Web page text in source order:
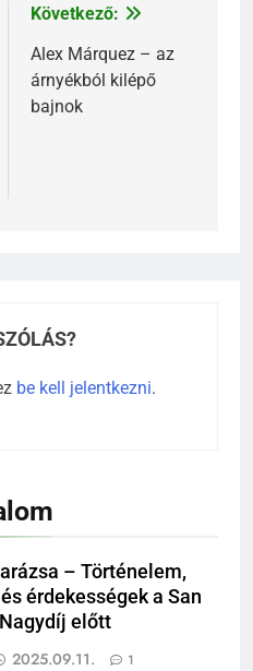
Következő:
Alex Márquez – az
árnyékból kilépő
bajnok
be kell jelentkezni.
– Történelem,
érdekességek a San
előtt
2025.09.11. 1